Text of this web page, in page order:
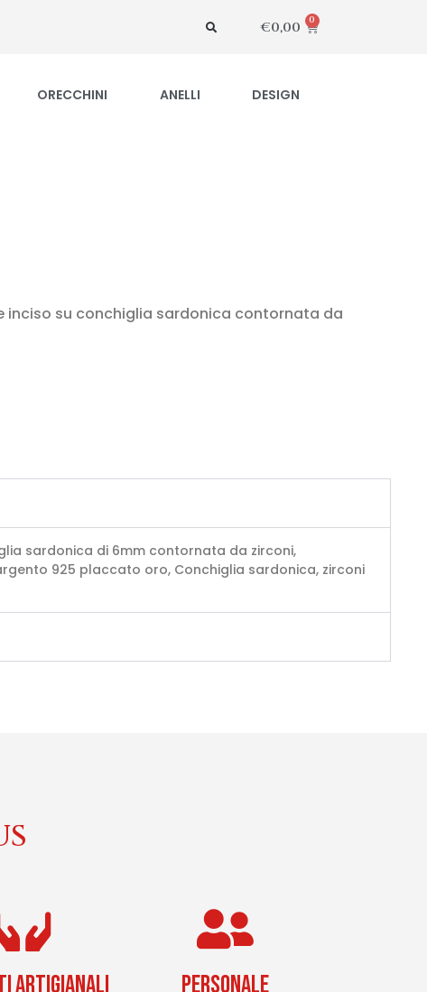
€0,00 0
ORECCHINI ANELLI DESIGN
inciso su conchiglia sardonica contornata da
sardonica di 6mm contornata da zirconi,
925 placcato oro, Conchiglia sardonica, zirconi
ARTIGIANALI
PERSONALE